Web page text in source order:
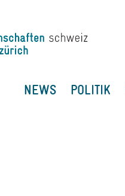
NEWS POLITIK